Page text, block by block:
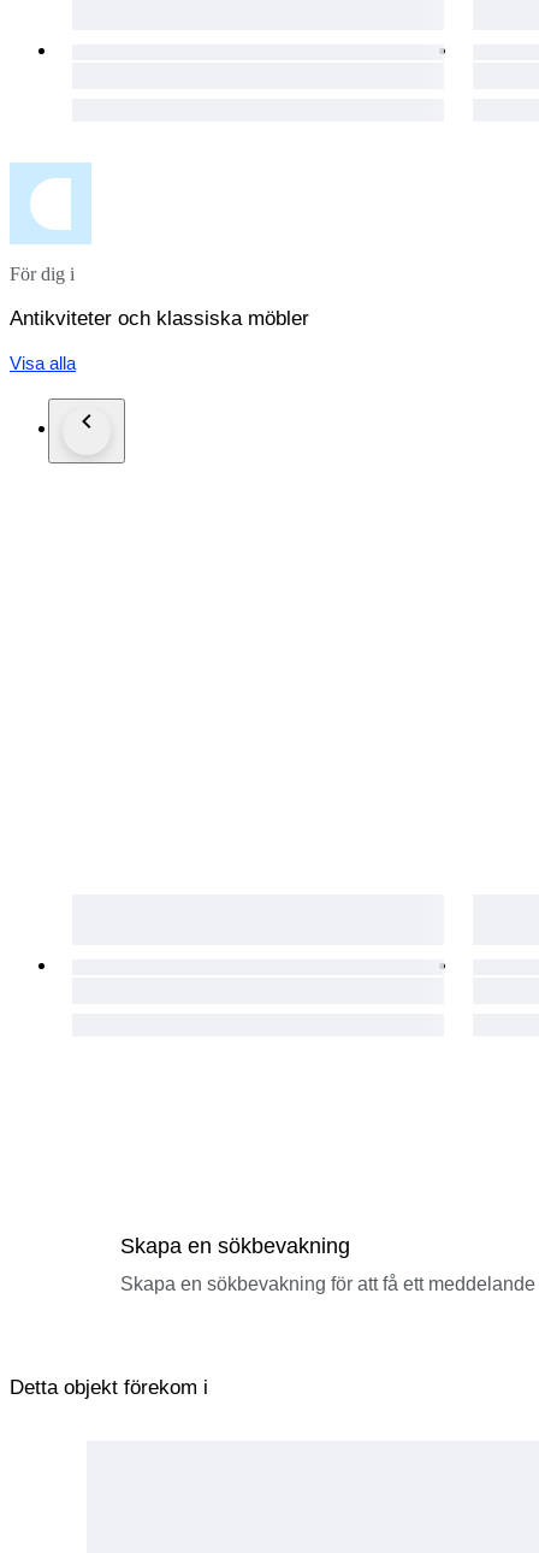
För dig i
Antikviteter och klassiska möbler
Visa alla
Skapa en sökbevakning
Skapa en sökbevakning för att få ett
Detta objekt förekom i